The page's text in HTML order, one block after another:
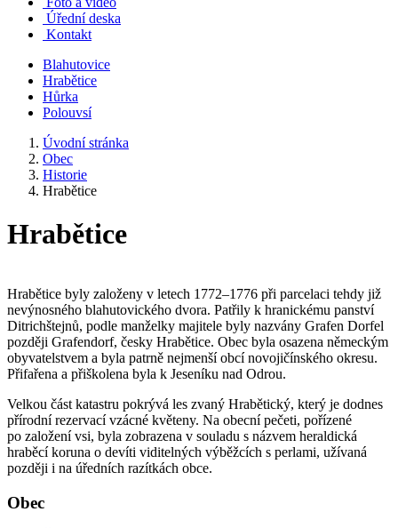
Úřední deska
Kontakt
Blahutovice
Hrabětice
Hůrka
Polouvsí
Úvodní stránka
Obec
Historie
Hrabětice
Hrabětice
Hrabětice byly založeny v letech 1772–1776 při parcelaci tehdy již
nevýnosného blahutovického dvora. Patřily k hranickému panství
Ditrichštejnů, podle manželky majitele byly nazvány Grafen Dorfel
později Grafendorf, česky Hrabětice. Obec byla osazena německým
obyvatelstvem a byla patrně nejmenší obcí novojičínského okresu.
Přifařena a přiškolena byla k Jeseníku nad Odrou.
Velkou část katastru pokrývá les zvaný Hrabětický, který je dodnes
přírodní rezervací vzácné květeny. Na obecní pečeti, pořízené
po založení vsi, byla zobrazena v souladu s názvem heraldická
hraběcí koruna o devíti viditelných výběžcích s perlami, užívaná
později i na úředních razítkách obce.
Obec